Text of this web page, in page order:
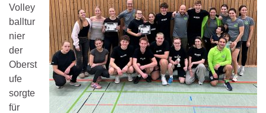
Volley
balltur
nier
der
Oberst
ufe
sorgte
für